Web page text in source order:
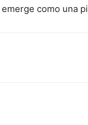
como una